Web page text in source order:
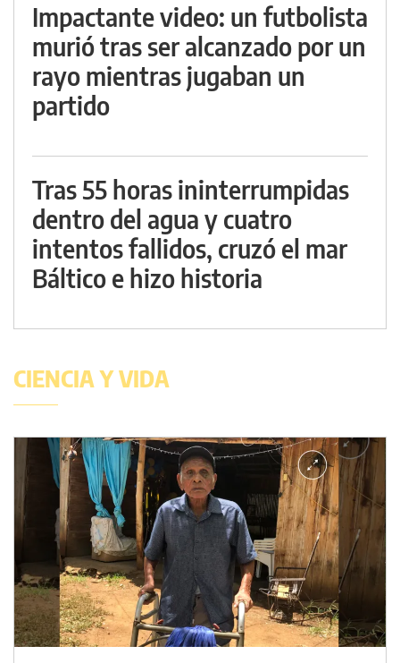
Impactante video: un futbolista
murió tras ser alcanzado por un
rayo mientras jugaban un
partido
Tras 55 horas ininterrumpidas
dentro del agua y cuatro
intentos fallidos, cruzó el mar
Báltico e hizo historia
CIENCIA Y VIDA